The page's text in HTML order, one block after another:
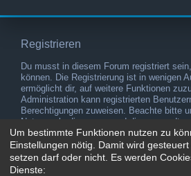
Registrieren
Du musst in diesem Forum registriert
können. Die Registrierung ist in wenigen
ermöglicht dir, auf weitere Funktionen
Administration kann registrierten
Berechtigungen zuweisen. Beachte bitte
Nutzungsbedingungen und die verwandten
dich registrierst. Bitte beachte auch die
wenn du dich in diesem Board bewegst.
Nutzungsbedingungen|
Um bestimmte Funktionen nutzen zu
Einstellungen nötig. Damit wird
setzen darf oder nicht. Es werden
Dienste: